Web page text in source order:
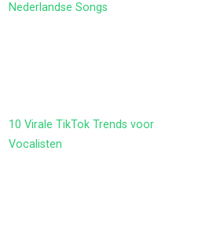
Nederlandse Songs
10 Virale TikTok Trends voor
Vocalisten